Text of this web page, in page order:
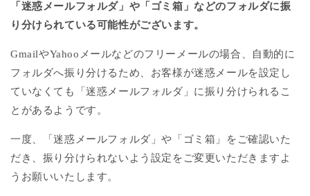
「迷惑メールフォルダ」や「ゴミ箱」などのフォルダに振
り分けられている可能性がございます。
GmailやYahooメールなどのフリーメールの場合、自動的に
フォルダへ振り分けるため、お客様が迷惑メールを設定し
ていなくても「迷惑メールフォルダ」に振り分けられるこ
とがあるようです。
一度、「迷惑メールフォルダ」や「ゴミ箱」をご確認いた
だき、振り分けられないよう設定をご変更いただきますよ
うお願いいたします。